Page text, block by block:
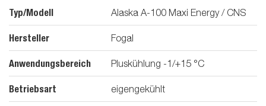
Typ/Modell Alaska A-100 Maxi Energy / CNS
Hersteller Fogal
Anwendungsbereich Pluskühlung -1/+15 °C
Betriebsart eigengekühlt